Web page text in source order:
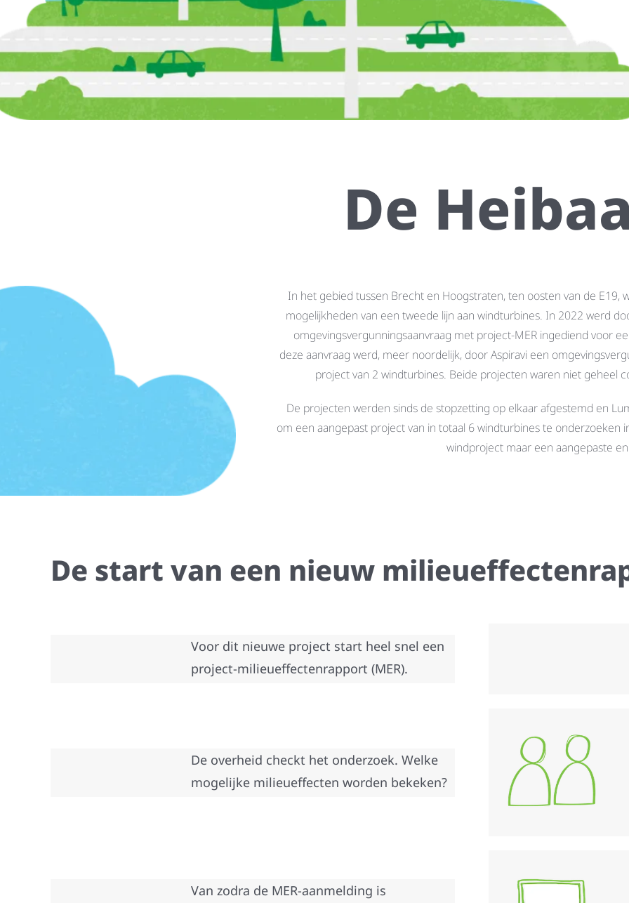
De
In het gebied tussen Brecht en Hoogstraten, ten oosten van de E19,
mogelijkheden van een tweede lijn aan windturbines. In 2022 werd
omgevingsvergunningsaanvraag met project-MER ingediend voor
deze aanvraag werd, meer noordelijk, door Aspiravi een
project van 2 windturbines. Beide projecten waren niet geheel
De projecten werden sinds de stopzetting op elkaar afgestemd en
om een aangepast project van in totaal 6 windturbines te onderzoeken
windproject maar een aangepaste
De start van een nieuw
Voor dit nieuwe project start heel snel een
project-milieueffectenrapport (MER).
De overheid checkt het onderzoek. Welke
mogelijke milieueffecten worden bekeken?
Van zodra de MER-aanmelding is